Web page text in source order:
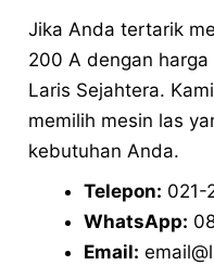
Jika Anda tertarik
200 A dengan
Laris Sejahtera.
memilih mesin las
kebutuhan Anda.
Telepon: 021-
WhatsApp:
Email: